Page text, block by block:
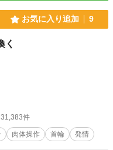
すべてを失っても構わないと願
れは、 無価値と
紙に生成AIを使用しています
お気に入り追加 9
く
件
肉体操作 首輪 発情